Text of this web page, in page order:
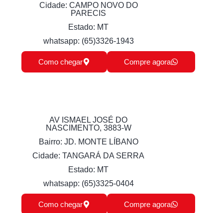
Cidade: CAMPO NOVO DO
PARECIS
Estado: MT
whatsapp: (65)3326-1943
Como chegar Compre agora
AV ISMAEL JOSÉ DO
NASCIMENTO, 3883-W
Bairro: JD. MONTE LÍBANO
Cidade: TANGARÁ DA SERRA
Estado: MT
whatsapp: (65)3325-0404
Como chegar Compre agora